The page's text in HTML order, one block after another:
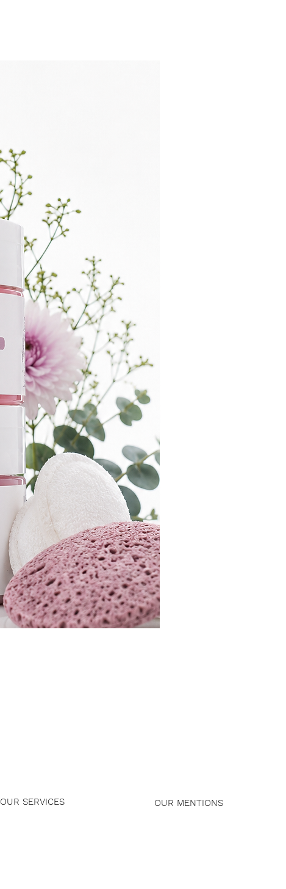
OUR SERVICES OUR MENTIONS